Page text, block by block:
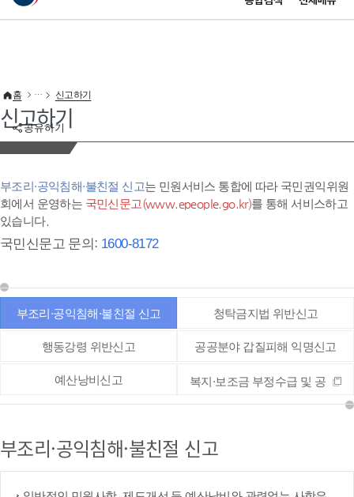
이 누리집은 대한민국 공식 전자정부 누리집입니다.
공유하기
홈 신고하기
신고하기
부조리·공익침해·불친절 신고는 민원서비스 통합에 따라 국민권익위원
회에서 운영하는 국민신문고(www.epeople.go.kr)를 통해 서비스하고
있습니다.
국민신문고 문의: 1600-8172
부조리·공익침해·불친절 신고 청탁금지법 위반신고
행동강령 위반신고 공공분야 갑질피해 익명신고
예산낭비신고 복지·보조금 부정수급 및 공
부조리·공익침해·불친절 신고